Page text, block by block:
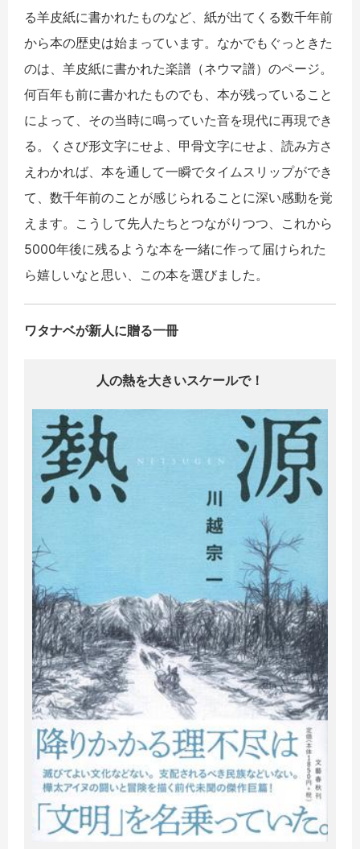
る羊皮紙に書かれたものなど、紙が出てくる数千年前
から本の歴史は始まっています。なかでもぐっときた
のは、羊皮紙に書かれた楽譜（ネウマ譜）のページ。
何百年も前に書かれたものでも、本が残っていること
によって、その当時に鳴っていた音を現代に再現でき
る。くさび形文字にせよ、甲骨文字にせよ、読み方さ
えわかれば、本を通して一瞬でタイムスリップができ
て、数千年前のことが感じられることに深い感動を覚
えます。こうして先人たちとつながりつつ、これから
5000年後に残るような本を一緒に作って届けられた
ら嬉しいなと思い、この本を選びました。
ワタナベが新人に贈る一冊
人の熱を大きいスケールで！